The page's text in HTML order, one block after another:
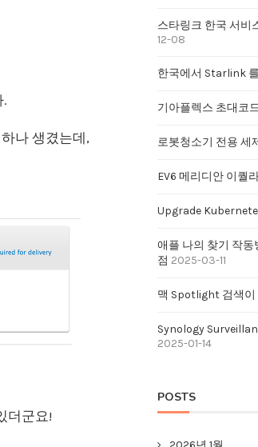
.
나 생겼는데,
더군요!
스타링크 한국 서비
12-08
한국에서 Starlink
기아플렉스 초대코
로봇청소기 전용 세
EV6 메리디안 이퀄
Upgrade
애플 나의 찾기 작
점 2025-03-11
맥 Spotlight 검색이
Synology
2025-01-14
POSTS